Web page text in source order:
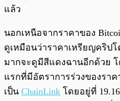
แล้ว
นอกเหนือจากราคาของ
ดูเหมือนว่าราคาเหรียญคริปโ
มากจะดูมีสีแดงฉานอีกด้วย
แรกที่มีอัตราการร่วงของรา
เป็น ChainLink โดยอยู่ที่